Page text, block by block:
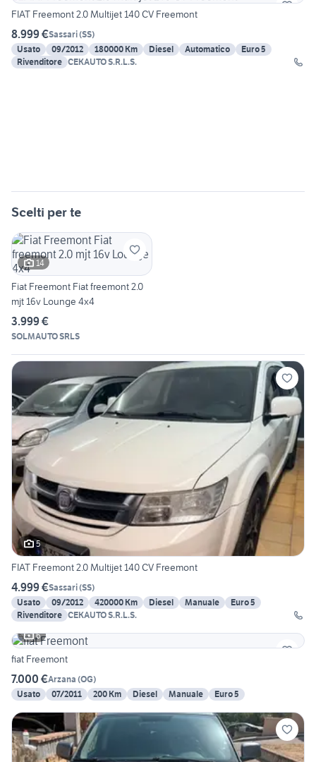
FIAT Freemont 2.0 Multijet 140 CV Freemont
8.999 €Sassari(SS)
Usato
09/2012 180000 Km Diesel Automatico
Euro 5
Rivenditore CEKAUTO S.R.L.S.
Scelti per te
14
Fiat Freemont Fiat freemont 2.0
mjt 16v Lounge 4x4
3.999 €
SOLMAUTO SRLS
5
FIAT Freemont 2.0 Multijet 140 CV Freemont
4.999 €Sassari(SS)
Usato
09/2012 420000 Km Diesel Manuale
Euro 5
Rivenditore CEKAUTO S.R.L.S.
6
fiat Freemont
7.000 €Arzana (OG)
Usato
07/2011 200 Km Diesel Manuale Euro 5